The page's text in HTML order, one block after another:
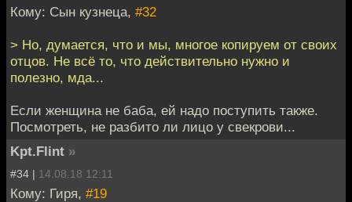
Кому: Сын кузнеца, #32
> Но, думается, что и мы, многое копируем от своих
отцов. Не всё то, что действительно нужно и
полезно, мда...
Если женщина не баба, ей надо поступить также.
Посмотреть, не разбито ли лицо у свекрови...
Kpt.Flint »
#34 | 14.08.18 12:11
Кому: Гиря, #19